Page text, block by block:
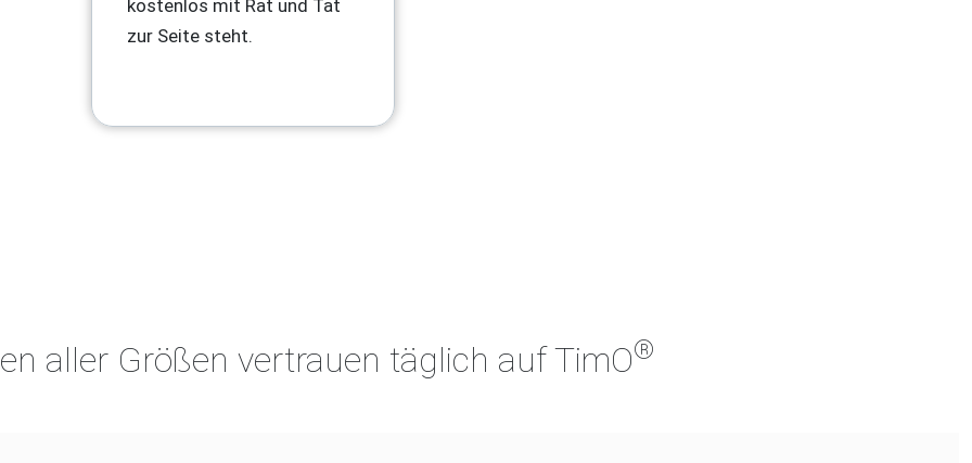
kostenlos mit Rat und Tat
zur Seite steht.
aller Größen vertrauen täglich auf TimO®